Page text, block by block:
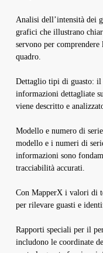
Analisi dell’intensità dei
grafici che illustrano
servono per
quadro.
Dettaglio tipi di guasto: il
informazioni dettagliate
viene descritto e
Modello e numero di
modello e i numeri di
informazioni sono
tracciabilità accurati.
Con MapperX i valori di
per rilevare guasti e
Rapporti speciali per il
includono le coordinate